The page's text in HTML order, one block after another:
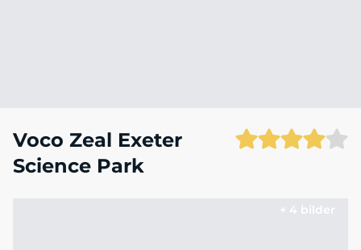
Voco Zeal Exeter
Science Park
+ 4 bilder